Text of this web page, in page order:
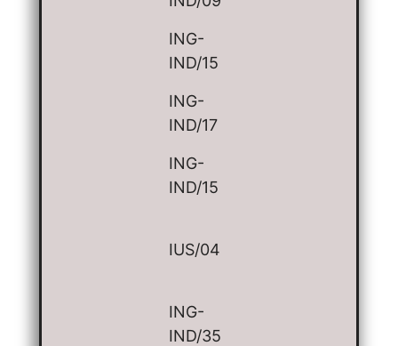
ING-
IND/15
ING-
IND/17
ING-
IND/15
IUS/04
ING-
IND/35